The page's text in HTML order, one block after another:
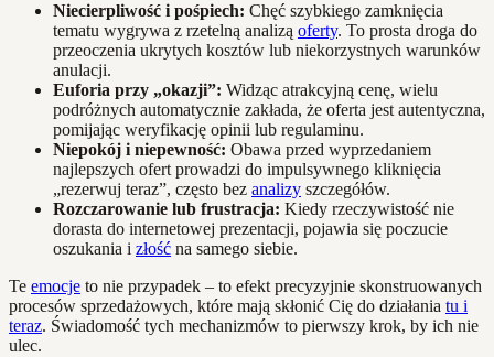
Niecierpliwość i pośpiech: Chęć szybkiego zamknięcia
tematu wygrywa z rzetelną analizą oferty. To prosta droga do
przeoczenia ukrytych kosztów lub niekorzystnych warunków
anulacji.
Euforia przy „okazji”: Widząc atrakcyjną cenę, wielu
podróżnych automatycznie zakłada, że oferta jest autentyczna,
pomijając weryfikację opinii lub regulaminu.
Niepokój i niepewność: Obawa przed wyprzedaniem
najlepszych ofert prowadzi do impulsywnego kliknięcia
„rezerwuj teraz”, często bez analizy szczegółów.
Rozczarowanie lub frustracja: Kiedy rzeczywistość nie
dorasta do internetowej prezentacji, pojawia się poczucie
oszukania i złość na samego siebie.
Te emocje to nie przypadek – to efekt precyzyjnie skonstruowanych
procesów sprzedażowych, które mają skłonić Cię do działania tu i
teraz. Świadomość tych mechanizmów to pierwszy krok, by ich nie
ulec.